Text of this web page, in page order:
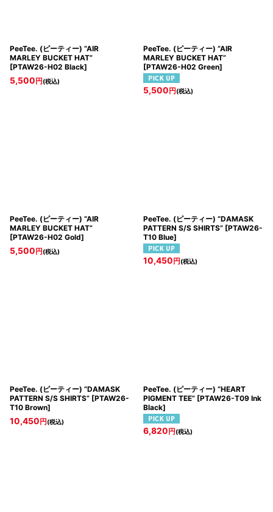
PeeTee. (ピーティー) “AIR
MARLEY BUCKET HAT”
[PTAW26-H02 Black]
5,500円(税込)
PeeTee. (ピーティー) “AIR
MARLEY BUCKET HAT”
[PTAW26-H02 Green]
5,500円(税込)
PeeTee. (ピーティー) “AIR
MARLEY BUCKET HAT”
[PTAW26-H02 Gold]
5,500円(税込)
PeeTee. (ピーティー) “DAMASK
PATTERN S/S SHIRTS” [PTAW26-
T10 Blue]
10,450円(税込)
PeeTee. (ピーティー) “DAMASK
PATTERN S/S SHIRTS” [PTAW26-
T10 Brown]
10,450円(税込)
PeeTee. (ピーティー) “HEART
PIGMENT TEE” [PTAW26-T09 Ink
Black]
6,820円(税込)